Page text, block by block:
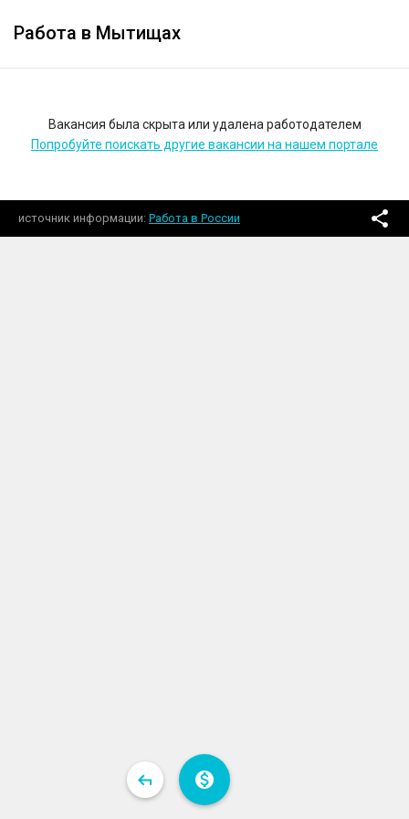
Работа в Мытищах
Вакансия была скрыта или удалена работодателем
Попробуйте поискать другие вакансии на нашем портале
источник информации Работа в России